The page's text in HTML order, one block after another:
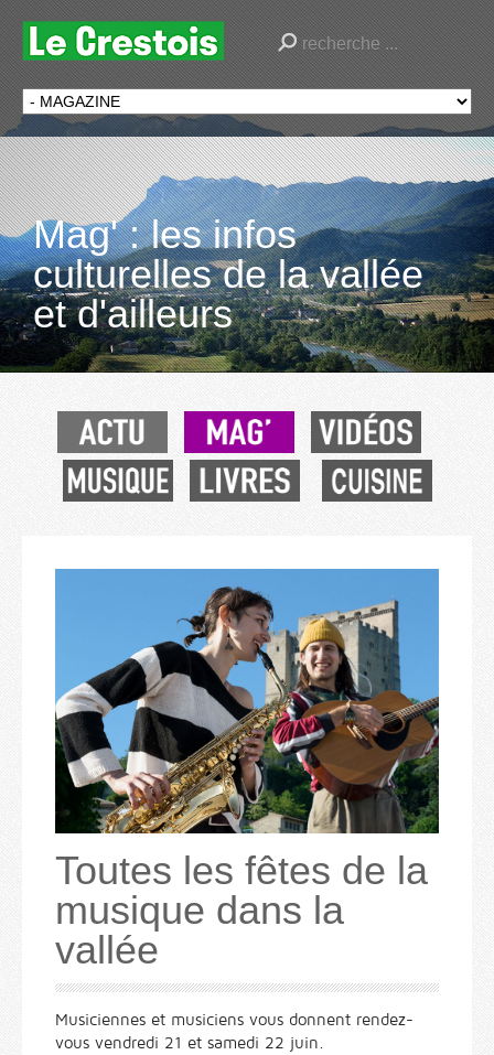
Mag' : les infos
culturelles de la vallée
et d'ailleurs
Toutes les fêtes de la
musique dans la
vallée
Musiciennes et musiciens vous donnent rendez-
vous vendredi 21 et samedi 22 juin.